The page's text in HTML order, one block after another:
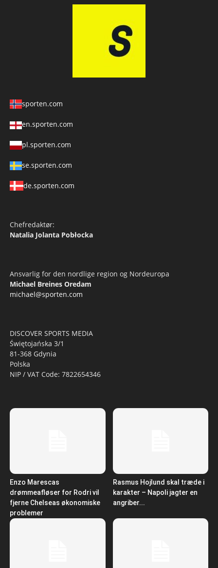
sporten.com
en.sporten.com
pl.sporten.com
se.sporten.com
de.sporten.com
Chefredaktør:
Natalia Jolanta Pobłocka
Ansvarlig for den nordlige region og Nordeuropa
Michael Breines Oredam
michael@sporten.com
DISCOVER SPORTS MEDIA
Świętojańska 3/1
81-368 Gdynia
Polska
NIP / VAT Code: 7822654346
Enzo Marescas
drømmeafløser for Rodri vil
fjerne Chelseas økonomiske
problemer
Rasmus Hojlund skal træde i
karakter – Napoli jagter en
angriber...